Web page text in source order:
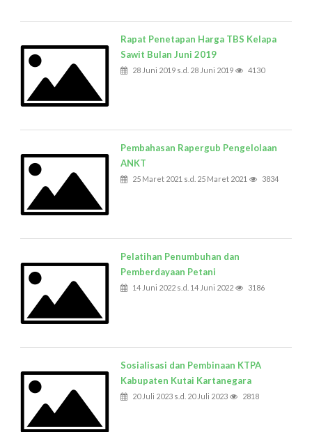
Rapat Penetapan Harga TBS Kelapa
Sawit Bulan Juni 2019
28 Juni 2019 s.d. 28 Juni 2019 4130
Pembahasan Rapergub Pengelolaan
ANKT
25 Maret 2021 s.d. 25 Maret 2021 3834
Pelatihan Penumbuhan dan
Pemberdayaan Petani
14 Juni 2022 s.d. 14 Juni 2022 3186
Sosialisasi dan Pembinaan KTPA
Kabupaten Kutai Kartanegara
20 Juli 2023 s.d. 20 Juli 2023 2818